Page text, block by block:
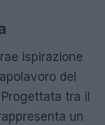
ispirazione
del
tra il
un